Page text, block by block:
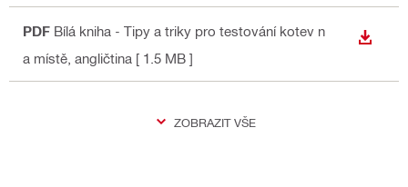
PDF Bílá kniha - Tipy a triky pro testování kotev n
a místě , angličtina [ 1.5 MB ]
ZOBRAZIT VŠE